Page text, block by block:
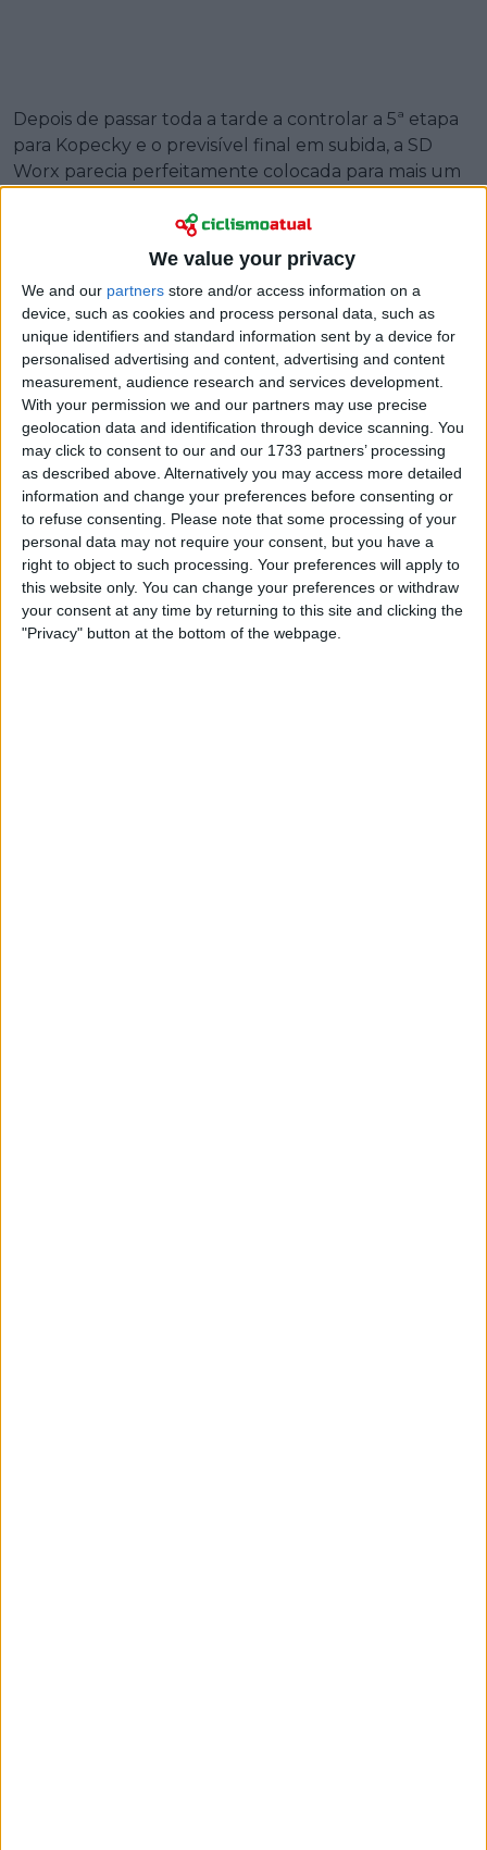
We value your privacy
We and our partners store and/or access information on a
device, such as cookies and process personal data, such as
unique identifiers and standard information sent by a device for
personalised advertising and content, advertising and content
measurement, audience research and services development.
With your permission we and our partners may use precise
geolocation data and identification through device scanning. You
may click to consent to our and our 1733 partners’ processing
as described above. Alternatively you may access more detailed
information and change your preferences before consenting or
to refuse consenting.
Please note that some processing of your
personal data may not require your consent, but you have a
right to object to such processing. Your preferences will apply to
this website only. You can change your preferences or withdraw
your consent at any time by returning to this site and clicking the
"Privacy" button at the bottom of the webpage.
Depois de passar toda a tarde a controlar a 5ª etapa
para Kopecky e o previsível final em subida, a SD
Worx parecia perfeitamente colocada para mais um
camisola vermelha dentro do último quilómetro. Em
vez disso, Kopecky abrandou ligeiramente nos
metros finais, enquanto a aceleração de Bredewold
a levou até à meta, selando a vitória da neerlandesa
e colocando a cereja no topo de um dia quase
perfeito para a equipa líder da corrida, antes das
etapas de montanha decisivas no final da semana.
Fuga inicial perde
gradualmente influência na
etapa